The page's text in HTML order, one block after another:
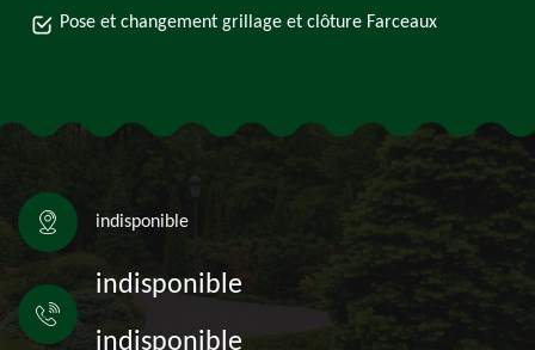
Pose et changement grillage et clôture Farceaux
indisponible
indisponible
indisponible